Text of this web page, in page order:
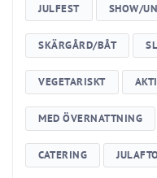
JULFEST SHOW/
SKÄRGÅRD/BÅT
VEGETARISKT
MED ÖVERNATTNING
CATERING